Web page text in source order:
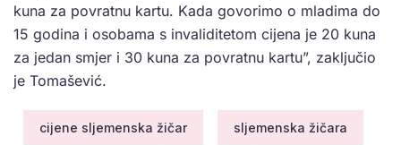
kuna za povratnu kartu. Kada govorimo o mladima do
15 godina i osobama s invaliditetom cijena je 20 kuna
za jedan smjer i 30 kuna za povratnu kartu”, zaključio
je Tomašević.
cijene sljemenska žičar sljemenska žičara